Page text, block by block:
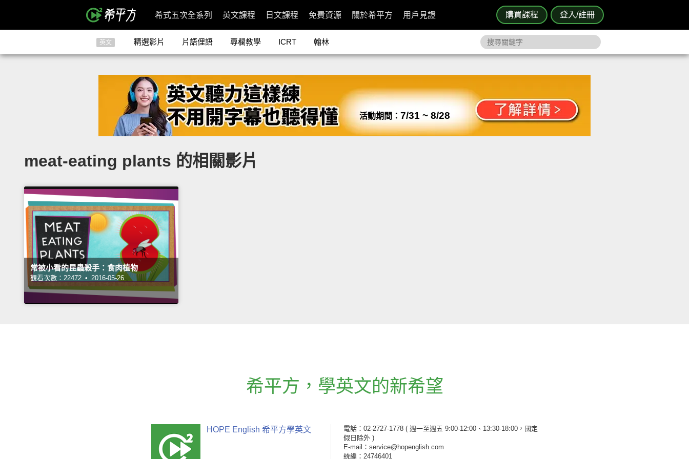
購買課程 登入/註冊
希式五次全系列 英文課程 日文課程 免費資源 關於希平方 用戶見證
英文 精選影片 片語俚語 專欄教學 ICRT 翰林
活動期間： 7/31 ~ 8/28
meat-eating plants 的相關影片
常被小看的昆蟲殺手：食肉植物
觀看次數：22472 • 2016-05-26
希平方 ， 學英文的新希望
HOPE English 希平方學英文 電話：02-2727-1778 ( 週一至週五 9:00-12:00、13:30-18:00，國定
假日除外 )
E-mail：service@hopenglish.com
統編：24746401